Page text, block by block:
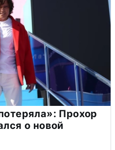
Прохор
о новой